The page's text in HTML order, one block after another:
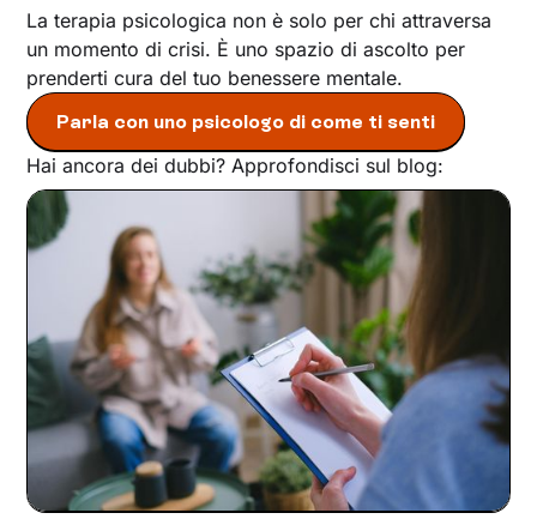
La terapia psicologica non è solo per chi attraversa
un momento di crisi. È uno spazio di ascolto per
prenderti cura del tuo benessere mentale.
Parla con uno psicologo di come ti senti
Hai ancora dei dubbi? Approfondisci sul blog: